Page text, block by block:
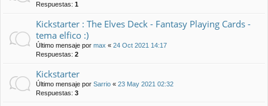
Respuestas: 1
Kickstarter : The Elves Deck - Fantasy Playing Cards -
tema elfico :)
Último mensaje por max « 24 Oct 2021 14:17
Respuestas: 2
Kickstarter
Último mensaje por Sarrio « 23 May 2021 02:32
Respuestas: 3